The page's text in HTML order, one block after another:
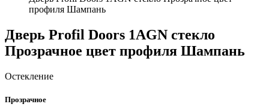
профиля Шампань
Дверь Profil Doors 1AGN стекло
Прозрачное цвет профиля Шампань
Остекление
Прозрачное